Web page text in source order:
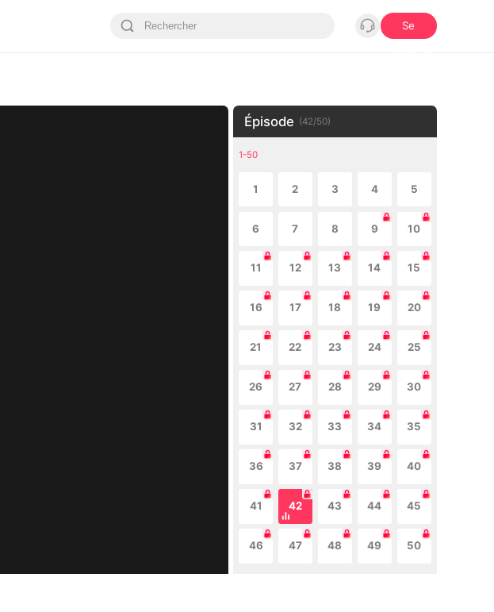
Se
Épisode (42/50)
1-50
1 2 3 4 5
6 7 8 9 10
11 12 13 14 15
16 17 18 19 20
21 22 23 24 25
26 27 28 29 30
31 32 33 34 35
36 37 38 39 40
41 42 43 44 45
46 47 48 49 50